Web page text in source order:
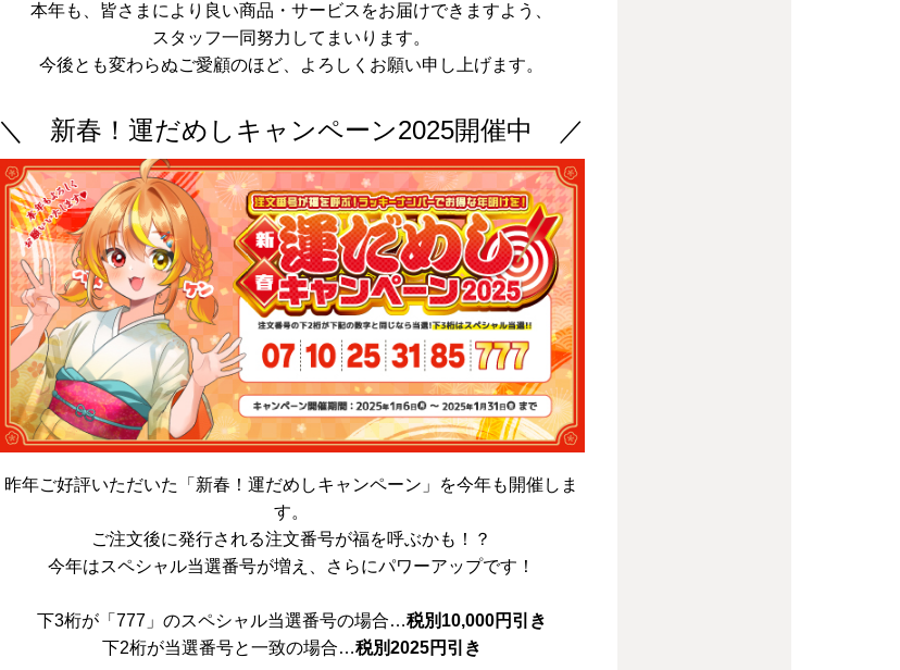
本年も、皆さまにより良い商品・サービスをお届けできますよう、
スタッフ一同努力してまいります。
今後とも変わらぬご愛顧のほど、よろしくお願い申し上げます。
＼ 新春！運だめしキャンペーン2025開催中 ／
昨年ご好評いただいた「新春！運だめしキャンペーン」を今年も開催しま
す。
ご注文後に発行される注文番号が福を呼ぶかも！？
今年はスペシャル当選番号が増え、さらにパワーアップです！
下3桁が「777」のスペシャル当選番号の場合…税別10,000円引き
下2桁が当選番号と一致の場合…税別2025円引き